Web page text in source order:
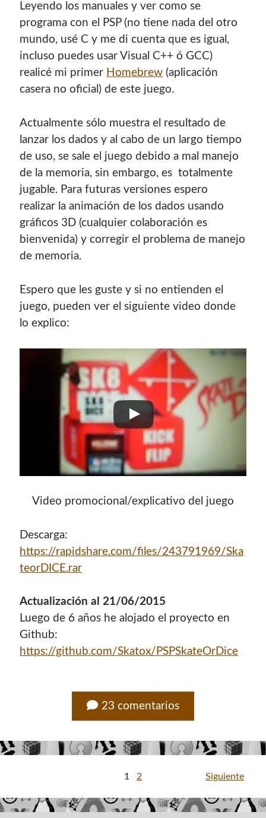
Leyendo los manuales y ver como se
programa con el PSP (no tiene nada del otro
mundo, usé C y me di cuenta que es igual,
incluso puedes usar Visual C++ ó GCC)
realicé mi primer Homebrew (aplicación
casera no oficial) de este juego.
Actualmente sólo muestra el resultado de
lanzar los dados y al cabo de un largo tiempo
de uso, se sale el juego debido a mal manejo
de la memoria, sin embargo, es totalmente
jugable. Para futuras versiones espero
realizar la animación de los dados usando
gráficos 3D (cualquier colaboración es
bienvenida) y corregir el problema de manejo
de memoria.
Espero que les guste y si no entienden el
juego, pueden ver el siguiente video donde
lo explico:
Video promocional/explicativo del juego
Descarga:
https://rapidshare.com/files/243791969/Ska
teorDICE.rar
Actualización al 21/06/2015
Luego de 6 años he alojado el proyecto en
Github:
https://github.com/Skatox/PSPSkateOrDice
23 comentarios
de
1 2 Siguiente